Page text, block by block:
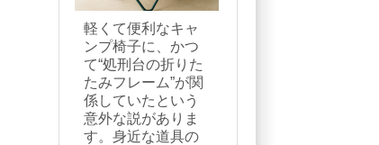
軽くて便利なキャ
ンプ椅子に、かつ
て“処刑台の折りた
たみフレーム”が関
係していたという
意外な説がありま
す。身近な道具の